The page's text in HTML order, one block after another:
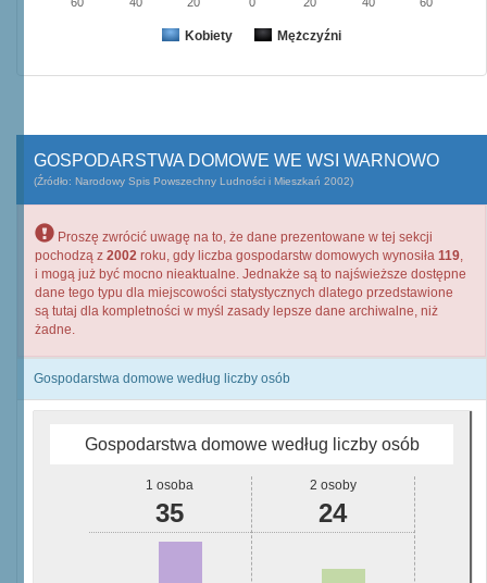
Kobiety Mężczyźni
GOSPODARSTWA DOMOWE WE WSI WARNOWO
(Źródło: Narodowy Spis Powszechny Ludności i Mieszkań 2002)
Proszę zwrócić uwagę na to, że dane prezentowane w tej sekcji
pochodzą z 2002 roku, gdy liczba gospodarstw domowych wynosiła 119,
i mogą już być mocno nieaktualne. Jednakże są to najświeższe dostępne
dane tego typu dla miejscowości statystycznych dlatego przedstawione
są tutaj dla kompletności w myśl zasady lepsze dane archiwalne, niż
żadne.
Gospodarstwa domowe według liczby osób
Gospodarstwa domowe według liczby osób
1 osoba
35
2 osoby
24